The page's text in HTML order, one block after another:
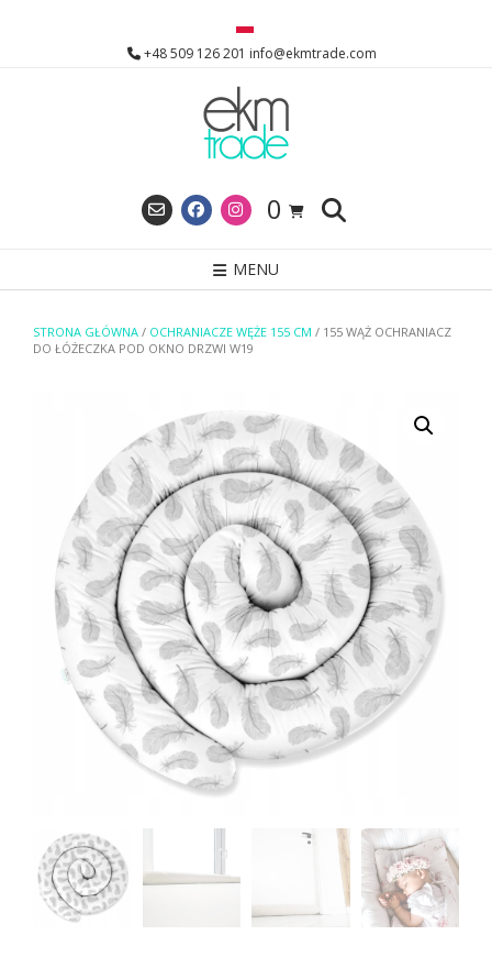
+48 509 126 201 info@ekmtrade.com
0
MENU
STRONA GŁÓWNA / OCHRANIACZE WĘŻE 155 CM / 155 WĄŻ OCHRANIACZ
DO ŁÓŻECZKA POD OKNO DRZWI W19